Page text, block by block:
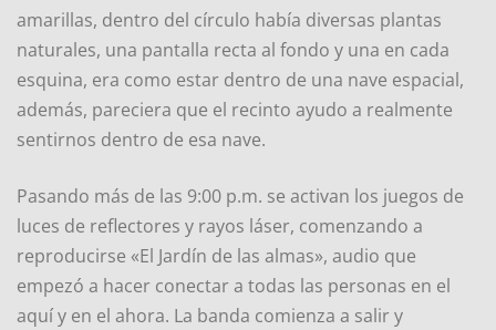
amarillas, dentro del círculo había diversas plantas
naturales, una pantalla recta al fondo y una en cada
esquina, era como estar dentro de una nave espacial,
además, pareciera que el recinto ayudo a realmente
sentirnos dentro de esa nave.
Pasando más de las 9:00 p.m. se activan los juegos de
luces de reflectores y rayos láser, comenzando a
reproducirse «El Jardín de las almas», audio que
empezó a hacer conectar a todas las personas en el
aquí y en el ahora. La banda comienza a salir y